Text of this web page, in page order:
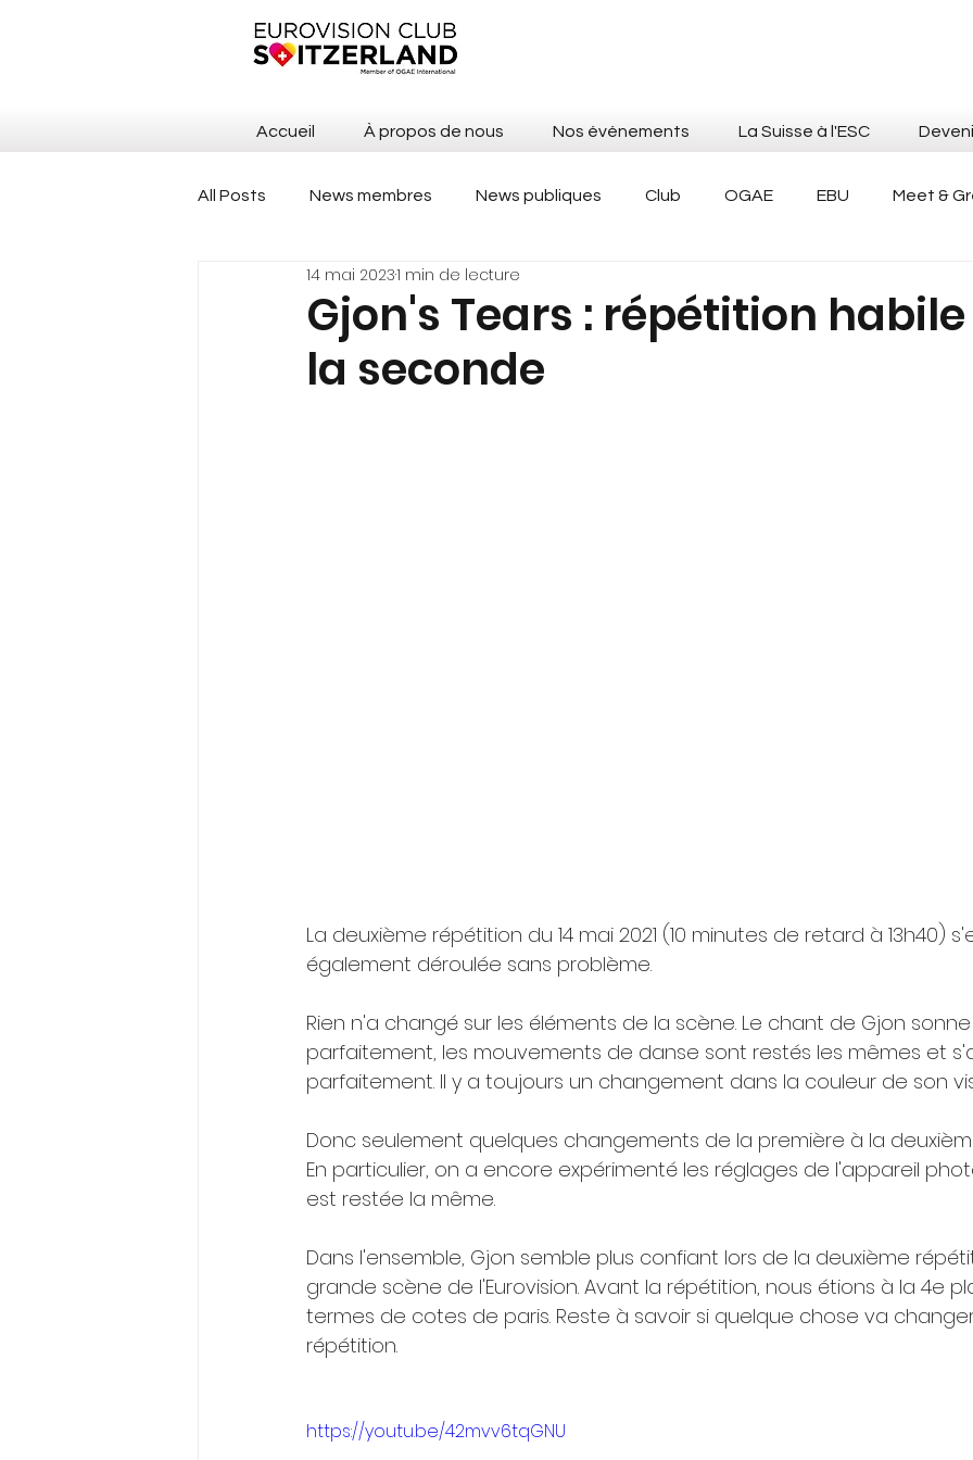
Accueil À propos de nous Nos événements La Suisse à l'ESC
All Posts News membres News publiques Club OGAE EBU Meet &
Assemblée générale Public Viewing
Fanpackages
Gjon's Tears : répétition
la seconde
14 mai 20231 min de lecture
La deuxième répétition du 14 mai 2021 (10 minutes de retard à 13h40)
également déroulée sans problème.
Rien n'a changé sur les éléments de la scène. Le chant de Gjon
parfaitement, les mouvements de danse sont restés les mêmes et
parfaitement. Il y a toujours un changement dans la couleur de son
Donc seulement quelques changements de la première à la
En particulier, on a encore expérimenté les réglages de l'appareil
est restée la même.
Dans l'ensemble, Gjon semble plus confiant lors de la deuxième
grande scène de l'Eurovision. Avant la répétition, nous étions à la 4e
termes de cotes de paris. Reste à savoir si quelque chose va
répétition.
https://youtu.be/42mvv6tqGNU